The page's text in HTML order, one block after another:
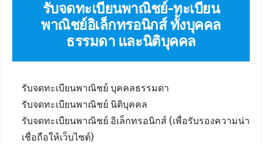
รับจดทะเบียนพาณิชย์-ทะเบียน
พาณิชย์อิเล็กทรอนิกส์ ทั้งบุคคล
ธรรมดา และนิติบุคคล
รับจดทะเบียนพาณิชย์ บุคคลธรรมดา
รับจดทะเบียนพาณิชย์ นิติบุคคล
รับจดทะเบียนพาณิชย์ อิเล็กทรอนิกส์ (เพื่อรับรองความน่า
เชื่อถือให้เว็บไซต์)